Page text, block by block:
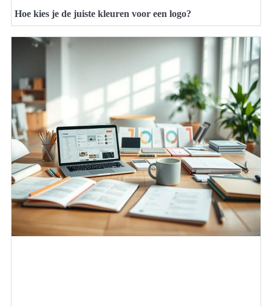
Hoe kies je de juiste kleuren voor een logo?